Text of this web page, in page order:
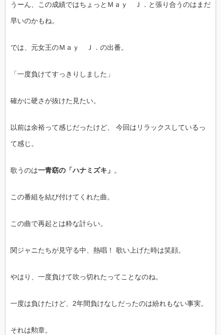
うーん、この成績ではちょっとＭａｙ Ｊ．と張り合うのはまだ
早いのかもね。
では、元女王のＭａｙ Ｊ．の出番。
「一度負けてすっきりしました」
確かに硬さが抜けた見たい。
以前は余裕って感じだったけど、 今回はリラックスしているっ
て感じ。
歌うのは一青窈の「ハナミズキ」 。
この番組を結び付けてくれた曲。
この曲で再起とは粋な計らい。
関ジャニたちが見守る中、熱唱！ 歌い上げた時は笑顔。
やはり、一度負けて吹っ切れたってことなのね。
一度は負けたけど、2年間負けなしだったのは紛れもない事実。
それは勲章。